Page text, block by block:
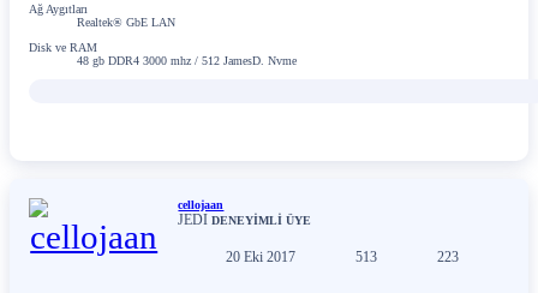
Ağ Aygıtları
Realtek® GbE LAN
Disk ve RAM
48 gb DDR4 3000 mhz / 512 JamesD. Nvme
cellojaan
JEDI DENEYİMLİ ÜYE
20 Eki 2017 513 223